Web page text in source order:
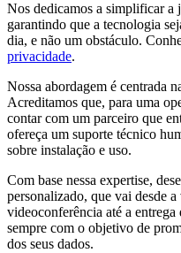
Nos dedicamos a simplificar a
garantindo que a tecnologia
dia, e não um obstáculo.
privacidade.
Nossa abordagem é centrada
Acreditamos que, para uma
contar com um parceiro que
ofereça um suporte técnico
sobre instalação e uso.
Com base nessa expertise,
personalizado, que vai desde
videoconferência até a
sempre com o objetivo de
dos seus dados.